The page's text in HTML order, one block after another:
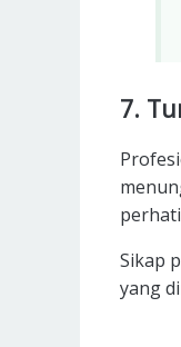
7.
Sikap
yang